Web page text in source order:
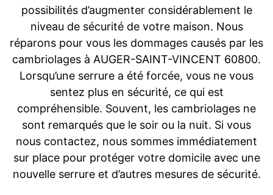
possibilités d’augmenter considérablement le
niveau de sécurité de votre maison. Nous
réparons pour vous les dommages causés par les
cambriolages à AUGER-SAINT-VINCENT 60800.
Lorsqu’une serrure a été forcée, vous ne vous
sentez plus en sécurité, ce qui est
compréhensible. Souvent, les cambriolages ne
sont remarqués que le soir ou la nuit. Si vous
nous contactez, nous sommes immédiatement
sur place pour protéger votre domicile avec une
nouvelle serrure et d’autres mesures de sécurité.